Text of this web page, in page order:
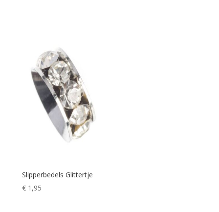
Slipperbedels Glittertje
€1,95